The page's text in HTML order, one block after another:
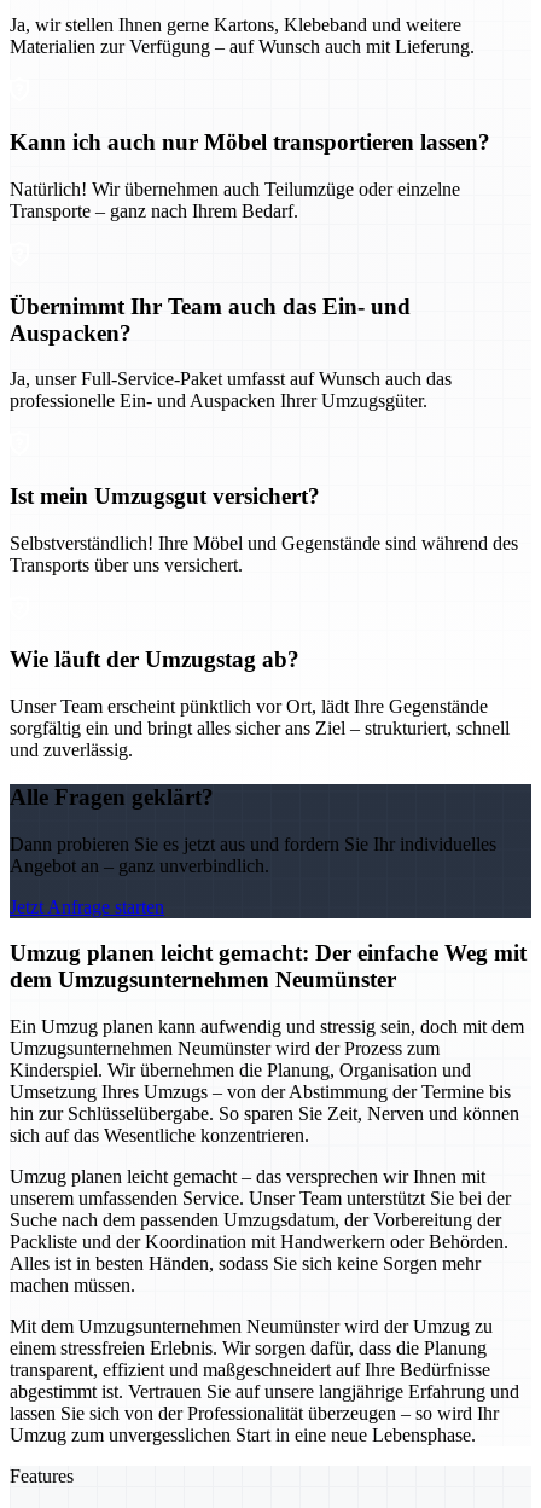
Ja, wir stellen Ihnen gerne Kartons, Klebeband und weitere
Materialien zur Verfügung – auf Wunsch auch mit Lieferung.
Kann ich auch nur Möbel transportieren lassen?
Natürlich! Wir übernehmen auch Teilumzüge oder einzelne
Transporte – ganz nach Ihrem Bedarf.
Übernimmt Ihr Team auch das Ein- und
Auspacken?
Ja, unser Full-Service-Paket umfasst auf Wunsch auch das
professionelle Ein- und Auspacken Ihrer Umzugsgüter.
Ist mein Umzugsgut versichert?
Selbstverständlich! Ihre Möbel und Gegenstände sind während des
Transports über uns versichert.
Wie läuft der Umzugstag ab?
Unser Team erscheint pünktlich vor Ort, lädt Ihre Gegenstände
sorgfältig ein und bringt alles sicher ans Ziel – strukturiert, schnell
und zuverlässig.
Alle Fragen geklärt?
Dann probieren Sie es jetzt aus und fordern Sie Ihr individuelles
Angebot an – ganz unverbindlich.
Jetzt Anfrage starten
Umzug planen leicht gemacht: Der einfache Weg mit
dem Umzugsunternehmen Neumünster
Ein Umzug planen kann aufwendig und stressig sein, doch mit dem
Umzugsunternehmen Neumünster wird der Prozess zum
Kinderspiel. Wir übernehmen die Planung, Organisation und
Umsetzung Ihres Umzugs – von der Abstimmung der Termine bis
hin zur Schlüsselübergabe. So sparen Sie Zeit, Nerven und können
sich auf das Wesentliche konzentrieren.
Umzug planen leicht gemacht – das versprechen wir Ihnen mit
unserem umfassenden Service. Unser Team unterstützt Sie bei der
Suche nach dem passenden Umzugsdatum, der Vorbereitung der
Packliste und der Koordination mit Handwerkern oder Behörden.
Alles ist in besten Händen, sodass Sie sich keine Sorgen mehr
machen müssen.
Mit dem Umzugsunternehmen Neumünster wird der Umzug zu
einem stressfreien Erlebnis. Wir sorgen dafür, dass die Planung
transparent, effizient und maßgeschneidert auf Ihre Bedürfnisse
abgestimmt ist. Vertrauen Sie auf unsere langjährige Erfahrung und
lassen Sie sich von der Professionalität überzeugen – so wird Ihr
Umzug zum unvergesslichen Start in eine neue Lebensphase.
Features